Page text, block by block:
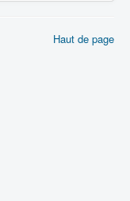
Haut de page